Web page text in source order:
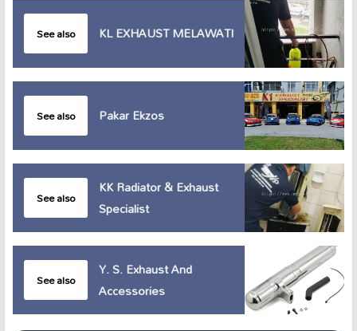
See also KL EXHAUST MELAWATI
See also Pakar Ekzos
See also
KK Radiator & Exhaust
Specialist
See also
Y. S. Exhaust And
Accessories